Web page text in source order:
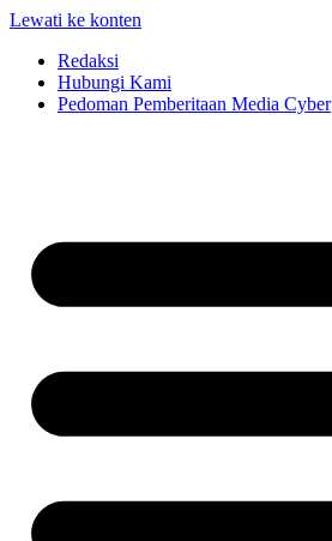
Lewati ke konten
Redaksi
Hubungi Kami
Pedoman Pemberitaan Media Cyber